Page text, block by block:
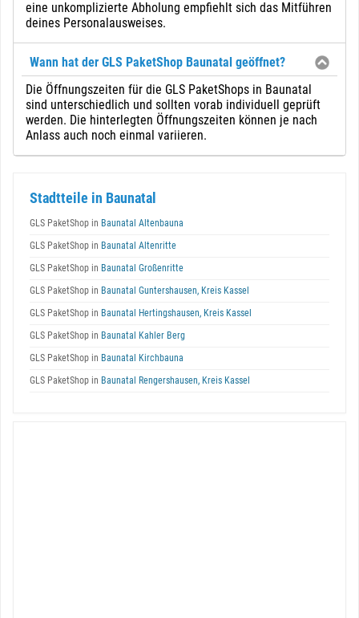
eine unkomplizierte Abholung empfiehlt sich das Mitführen
deines Personalausweises.
Wann hat der GLS PaketShop Baunatal geöffnet?
Die Öffnungszeiten für die GLS PaketShops in Baunatal
sind unterschiedlich und sollten vorab individuell geprüft
werden. Die hinterlegten Öffnungszeiten können je nach
Anlass auch noch einmal variieren.
Stadtteile in Baunatal
GLS PaketShop in Baunatal Altenbauna
GLS PaketShop in Baunatal Altenritte
GLS PaketShop in Baunatal Großenritte
GLS PaketShop in Baunatal Guntershausen, Kreis Kassel
GLS PaketShop in Baunatal Hertingshausen, Kreis Kassel
GLS PaketShop in Baunatal Kahler Berg
GLS PaketShop in Baunatal Kirchbauna
GLS PaketShop in Baunatal Rengershausen, Kreis Kassel